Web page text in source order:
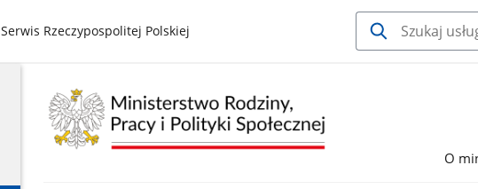
gov.pl
Serwis Rzeczypospolitej Polskiej
O